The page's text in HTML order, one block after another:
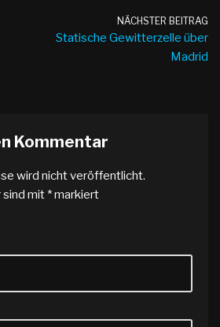
NÄCHSTER BEITRAG
Statische Gewitterzelle über
Madrid
Kommentar
wird nicht veröffentlicht.
sind mit *markiert